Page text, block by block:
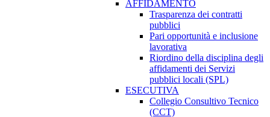
AFFIDAMENTO
Trasparenza dei contratti
pubblici
Pari opportunità e inclusione
lavorativa
Riordino della disciplina degli
affidamenti dei Servizi
pubblici locali (SPL)
ESECUTIVA
Collegio Consultivo Tecnico
(CCT)